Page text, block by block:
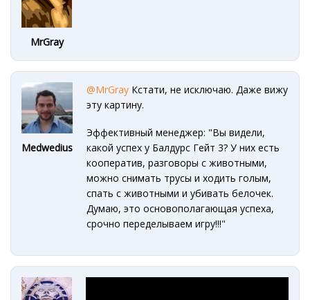
MrGray
Medwedius
@MrGray Кстати, не исключаю. Даже вижу
эту картину.
Эффективный менеджер: "Вы видели,
какой успех у Балдурс Гейт 3? У них есть
кооператив, разговоры с животными,
можно снимать трусы и ходить голым,
спать с животными и убивать белочек.
Думаю, это основополагающая успеха,
срочно переделываем игру!!!"